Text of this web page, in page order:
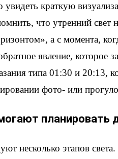
краткую
что утренний свет
а с момента,
явление, которое
типа 01:30 и 20:13,
фото- или
планировать
несколько этапов